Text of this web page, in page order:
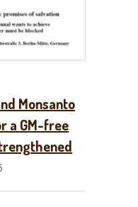
Monsanto
a GM-free